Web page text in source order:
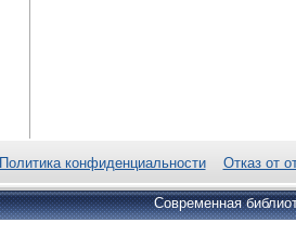
Политика конфиденциальности Отказ от
Современная